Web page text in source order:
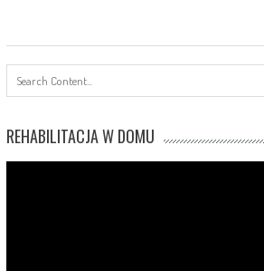
REHABILITACJA W DOMU